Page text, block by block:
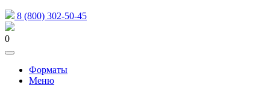
8 (800) 302-50-45
0
Форматы
Меню